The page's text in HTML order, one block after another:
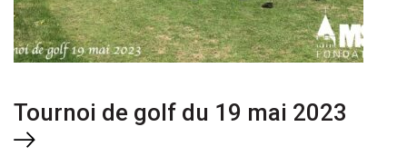
Tournoi de golf du 19 mai 2023